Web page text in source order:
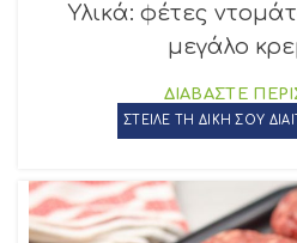
Υλικά: φέτες
μεγάλο
ΔΙΑΒΑΣΤΕ
ΣΤΕΙΛΕ ΤΗ ΔΙΚΗ ΣΟΥ